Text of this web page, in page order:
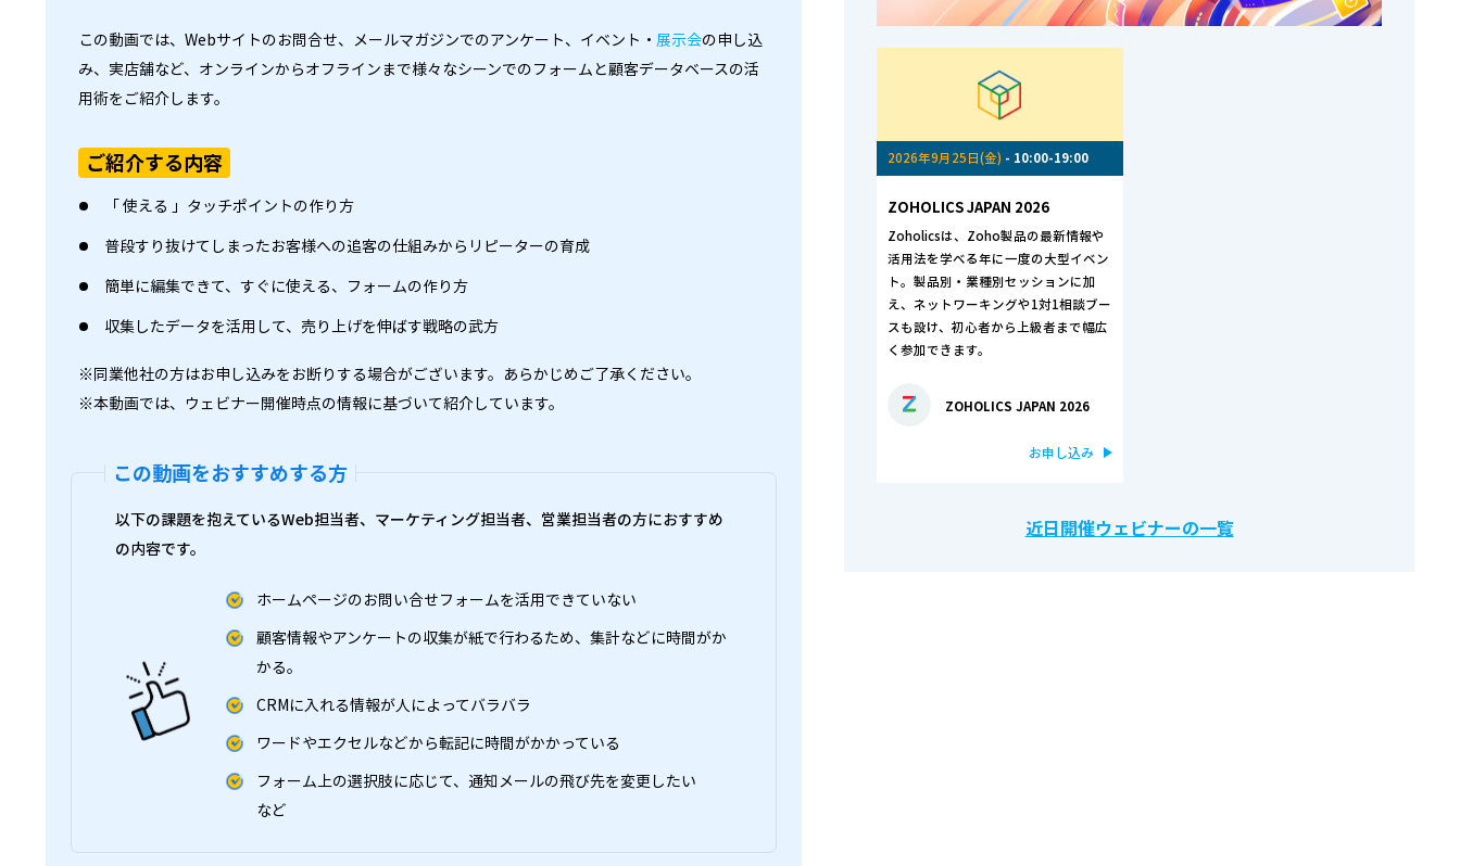
この動画では、Webサイトのお問合せ、メールマガジンでのアンケート、イベント・ 展示会の申し込
み、実店舗など、オンラインからオフラインまで様々なシーンでのフォームと顧客データベースの活
用術をご紹介します。
ご紹介する内容
「 使える 」タッチポイントの作り方
普段すり抜けてしまったお客様への追客の仕組みからリピーターの育成
簡単に編集できて、すぐに使える、フォームの作り方
収集したデータを活用して、売り上げを伸ばす戦略の武方
※同業他社の方はお申し込みをお断りする場合がございます。あらかじめご了承ください。
※本動画では、ウェビナー開催時点の情報に基づいて紹介しています。
この動画をおすすめする方
以下の課題を抱えているWeb担当者、マーケティング担当者、営業担当者の方におすすめ
の内容です。
ホームページのお問い合せフォームを活用できていない
顧客情報やアンケートの収集が紙で行わるため、集計などに時間がか
かる。
CRMに入れる情報が人によってバラバラ
ワードやエクセルなどから転記に時間がかかっている
フォーム上の選択肢に応じて、通知メールの飛び先を変更したい
など
2026年9月25日(金) - 10:00-19:00
ZOHOLICS JAPAN 2026
Zoholicsは、Zoho製品の最新情報や
活用法を学べる年に一度の大型イベン
ト。製品別・業種別セッションに加
え、ネットワーキングや1対1相談ブー
スも設け、初心者から上級者まで幅広
く参加できます。
ZOHOLICS JAPAN 2026
お申し込み
近日開催ウェビナーの一覧